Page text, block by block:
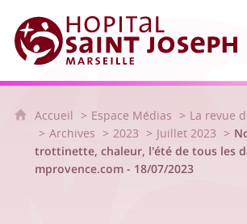
Hôpital Saint
Accueil Espace Médias
La revue
Archives
2023 Juillet 2023
trottinette, chaleur, l'été de tous les
mprovence.com - 18/07/2023